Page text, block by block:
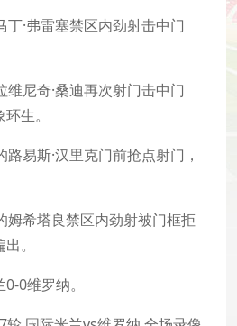
·弗雷塞禁区内劲射击中门
尼奇·桑迪再次射门击中门
生。
易斯·汉里克门前抢点射门，
姆希塔良禁区内劲射被门框拒
。
0维罗纳。